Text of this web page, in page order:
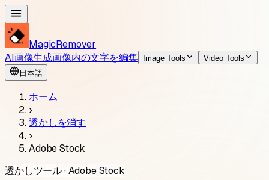
MagicRemover
AI画像生成画像内の文字を編集 Image Tools
Video Tools
日本語
ホーム
›
透かしを消す
›
Adobe Stock
透かしツール · Adobe Stock